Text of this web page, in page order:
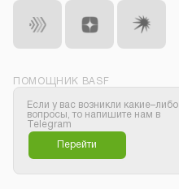
ПОМОЩНИК BASF
Если у вас возникли какие–либо
вопросы, то напишите нам в
Telegram
Перейти